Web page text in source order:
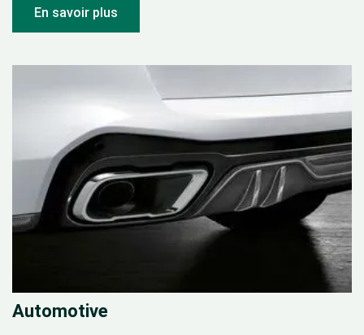
En savoir plus
Automotive